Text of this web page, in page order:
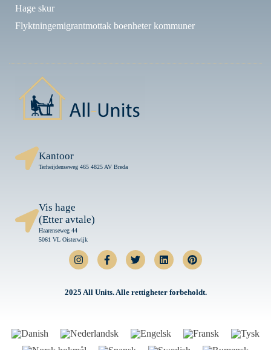
Hage skur
Flyktningemigrantmottak boenheter kommuner
Kantoor
Terheijdenseweg 465 4825 AV Breda
Vis hage
(Etter avtale)
Haarenseweg 44
5061 VL Oisterwijk
2025 All Units. Alle rettigheter forbeholdt.